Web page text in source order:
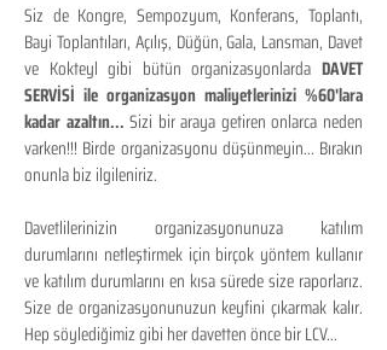
Siz de Kongre, Sempozyum, Konferans, Toplantı,
Bayi Toplantıları, Açılış, Düğün, Gala, Lansman, Davet
ve Kokteyl gibi bütün organizasyonlarda DAVET
SERVİSİ ile organizasyon maliyetlerinizi %60'lara
kadar azaltın...Sizi bir araya getiren onlarca neden
varken!!! Birde organizasyonu düşünmeyin... Bırakın
onunla biz ilgileniriz.
Davetlilerinizin organizasyonunuza katılım
durumlarını netleştirmek için birçok yöntem kullanır
ve katılım durumlarını en kısa sürede size raporlarız.
Size de organizasyonunuzun keyfini çıkarmak kalır.
Hep söylediğimiz gibi her davetten önce bir LCV...